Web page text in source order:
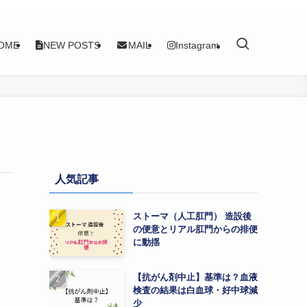
NEW POSTS MAIL Instagram
人気記事
ストーマ（人工肛門） 造設後
の便意とリアル肛門からの排便
に動揺
【抗がん剤中止】基準は？血液
検査の結果は白血球・好中球減
少